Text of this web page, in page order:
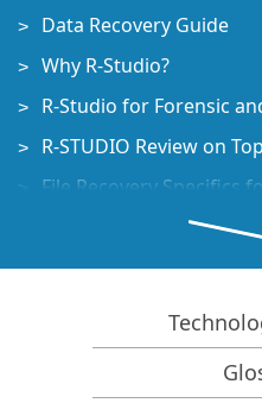
Data Recovery Guide
Why R-Studio?
R-Studio for Forensic
R-STUDIO Review on
File Recovery Specifics
How to recover data
Predicting Success of
Recovery of Overwritten
Emergency File
RAID Recovery